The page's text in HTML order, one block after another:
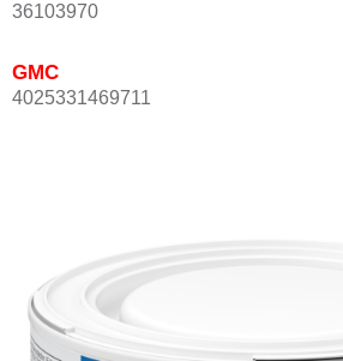
36103970
GMC
4025331469711